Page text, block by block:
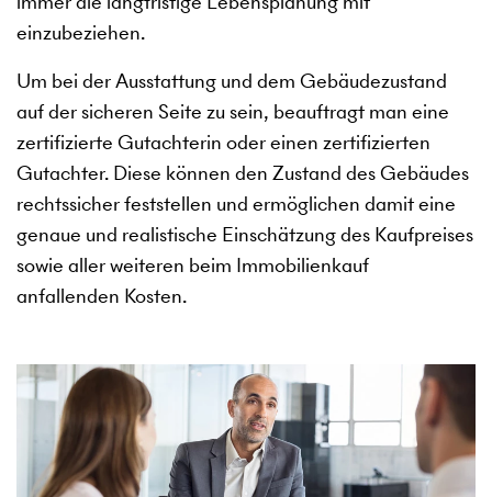
einzubeziehen.
Um bei der Ausstattung und dem Gebäudezustand
auf der sicheren Seite zu sein, beauftragt man eine
zertifizierte Gutachterin oder einen zertifizierten
Gutachter. Diese können den Zustand des Gebäudes
rechtssicher feststellen und ermöglichen damit eine
genaue und realistische Einschätzung des Kaufpreises
sowie aller weiteren beim Immobilienkauf
anfallenden Kosten.